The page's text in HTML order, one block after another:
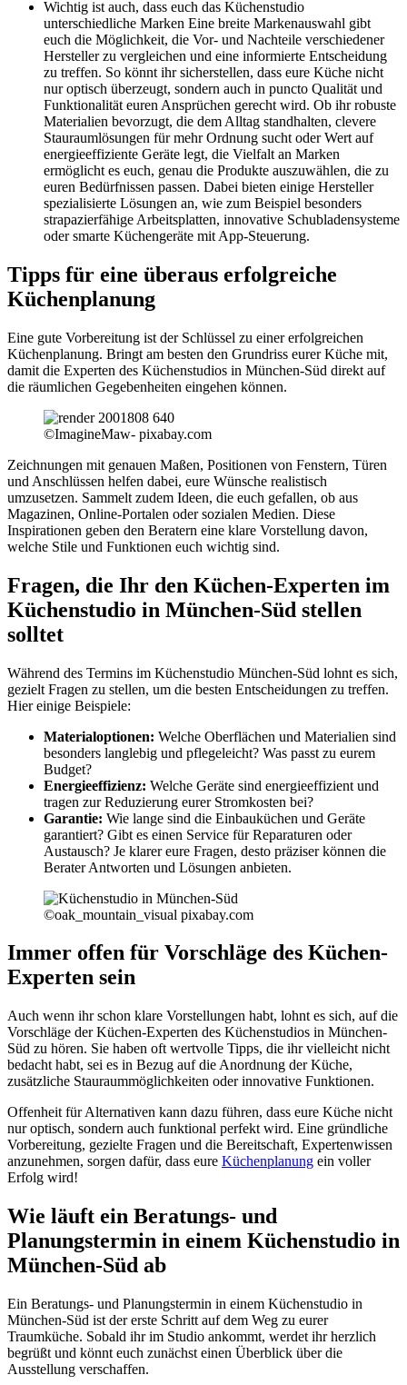
Wichtig ist auch, dass euch das Küchenstudio
unterschiedliche Marken Eine breite Markenauswahl gibt
euch die Möglichkeit, die Vor- und Nachteile verschiedener
Hersteller zu vergleichen und eine informierte Entscheidung
zu treffen. So könnt ihr sicherstellen, dass eure Küche nicht
nur optisch überzeugt, sondern auch in puncto Qualität und
Funktionalität euren Ansprüchen gerecht wird. Ob ihr robuste
Materialien bevorzugt, die dem Alltag standhalten, clevere
Stauraumlösungen für mehr Ordnung sucht oder Wert auf
energieeffiziente Geräte legt, die Vielfalt an Marken
ermöglicht es euch, genau die Produkte auszuwählen, die zu
euren Bedürfnissen passen. Dabei bieten einige Hersteller
spezialisierte Lösungen an, wie zum Beispiel besonders
strapazierfähige Arbeitsplatten, innovative Schubladensysteme
oder smarte Küchengeräte mit App-Steuerung.
Tipps für eine überaus erfolgreiche
Küchenplanung
Eine gute Vorbereitung ist der Schlüssel zu einer erfolgreichen
Küchenplanung. Bringt am besten den Grundriss eurer Küche mit,
damit die Experten des Küchenstudios in München-Süd direkt auf
die räumlichen Gegebenheiten eingehen können.
©ImagineMaw- pixabay.com
Zeichnungen mit genauen Maßen, Positionen von Fenstern, Türen
und Anschlüssen helfen dabei, eure Wünsche realistisch
umzusetzen. Sammelt zudem Ideen, die euch gefallen, ob aus
Magazinen, Online-Portalen oder sozialen Medien. Diese
Inspirationen geben den Beratern eine klare Vorstellung davon,
welche Stile und Funktionen euch wichtig sind.
Fragen, die Ihr den Küchen-Experten im
Küchenstudio in München-Süd stellen
solltet
Während des Termins im Küchenstudio München-Süd lohnt es sich,
gezielt Fragen zu stellen, um die besten Entscheidungen zu treffen.
Hier einige Beispiele:
Materialoptionen: Welche Oberflächen und Materialien sind
besonders langlebig und pflegeleicht? Was passt zu eurem
Budget?
Energieeffizienz: Welche Geräte sind energieeffizient und
tragen zur Reduzierung eurer Stromkosten bei?
Garantie: Wie lange sind die Einbauküchen und Geräte
garantiert? Gibt es einen Service für Reparaturen oder
Austausch? Je klarer eure Fragen, desto präziser können die
Berater Antworten und Lösungen anbieten.
©oak_mountain_visual pixabay.com
Immer offen für Vorschläge des Küchen-
Experten sein
Auch wenn ihr schon klare Vorstellungen habt, lohnt es sich, auf die
Vorschläge der Küchen-Experten des Küchenstudios in München-
Süd zu hören. Sie haben oft wertvolle Tipps, die ihr vielleicht nicht
bedacht habt, sei es in Bezug auf die Anordnung der Küche,
zusätzliche Stauraummöglichkeiten oder innovative Funktionen.
Offenheit für Alternativen kann dazu führen, dass eure Küche nicht
nur optisch, sondern auch funktional perfekt wird. Eine gründliche
Vorbereitung, gezielte Fragen und die Bereitschaft, Expertenwissen
anzunehmen, sorgen dafür, dass eure Küchenplanung ein voller
Erfolg wird!
Wie läuft ein Beratungs- und
Planungstermin in einem Küchenstudio in
München-Süd ab
Ein Beratungs- und Planungstermin in einem Küchenstudio in
München-Süd ist der erste Schritt auf dem Weg zu eurer
Traumküche. Sobald ihr im Studio ankommt, werdet ihr herzlich
begrüßt und könnt euch zunächst einen Überblick über die
Ausstellung verschaffen.